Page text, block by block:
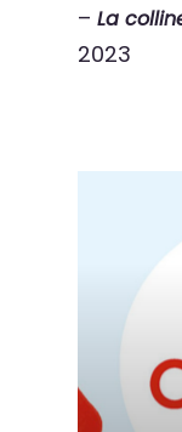
–La
2023